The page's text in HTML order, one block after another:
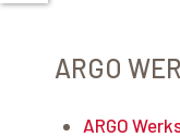
ARGO
ARGO